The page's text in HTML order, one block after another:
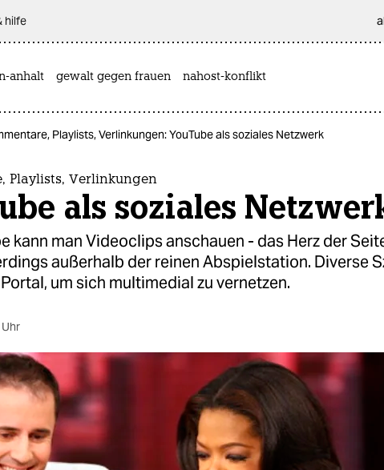
hilfe
anhalt gewalt gegen frauen nahost-konflikt
Playlists, Verlinkungen: YouTube als soziales Netzwerk
Playlists, Verlinkungen
als soziales
kann man Videoclips anschauen - das Herz der
außerhalb der reinen Abspielstation. Diverse
um sich multimedial zu vernetzen.
Uhr